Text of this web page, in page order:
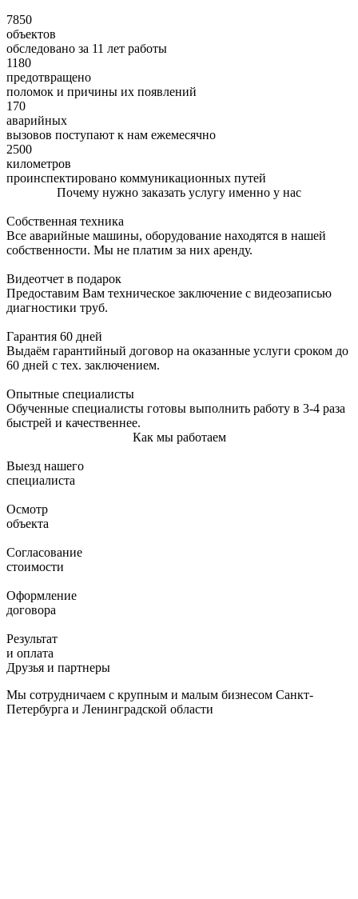
7850
объектов
обследовано за 11 лет работы
1180
предотвращено
поломок и причины их появлений
170
аварийных
вызовов поступают к нам ежемесячно
2500
километров
проинспектировано коммуникационных путей
Почему нужно заказать услугу именно у нас
Собственная техника
Все аварийные машины, оборудование находятся в нашей
собственности. Мы не платим за них аренду.
Видеотчет в подарок
Предоставим Вам техническое заключение с видеозаписью
диагностики труб.
Гарантия 60 дней
Выдаём гарантийный договор на оказанные услуги сроком до
60 дней с тех. заключением.
Опытные специалисты
Обученные специалисты готовы выполнить работу в 3-4 раза
быстрей и качественнее.
Как мы работаем
Выезд нашего
специалиста
Осмотр
объекта
Согласование
стоимости
Оформление
договора
Результат
и оплата
Друзья и партнеры
Мы сотрудничаем с крупным и малым бизнесом Санкт-
Петербурга и Ленинградской области